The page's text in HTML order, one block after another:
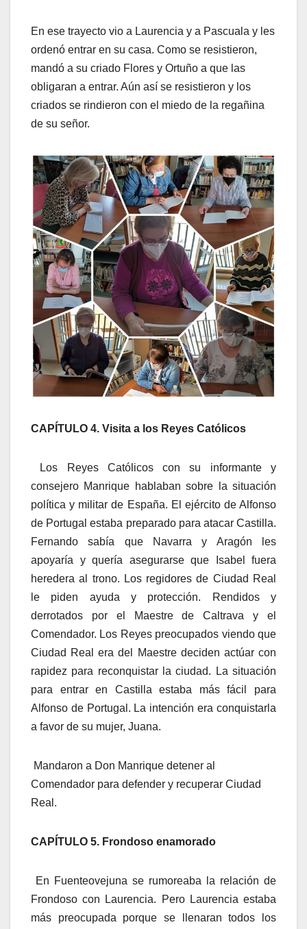
En ese trayecto vio a Laurencia y a Pascuala y les
ordenó entrar en su casa. Como se resistieron,
mandó a su criado Flores y Ortuño a que las
obligaran a entrar. Aún así se resistieron y los
criados se rindieron con el miedo de la regañina
de su señor.
CAPÍTULO 4. Visita a los Reyes Católicos
Los Reyes Católicos con su informante y
consejero Manrique hablaban sobre la situación
política y militar de España. El ejército de Alfonso
de Portugal estaba preparado para atacar Castilla.
Fernando sabía que Navarra y Aragón les
apoyaría y quería asegurarse que Isabel fuera
heredera al trono. Los regidores de Ciudad Real
le piden ayuda y protección. Rendidos y
derrotados por el Maestre de Caltrava y el
Comendador. Los Reyes preocupados viendo que
Ciudad Real era del Maestre deciden actúar con
rapidez para reconquistar la ciudad. La situación
para entrar en Castilla estaba más fácil para
Alfonso de Portugal. La intención era conquistarla
a favor de su mujer, Juana.
Mandaron a Don Manrique detener al
Comendador para defender y recuperar Ciudad
Real.
CAPÍTULO 5. Frondoso enamorado
En Fuenteovejuna se rumoreaba la relación de
Frondoso con Laurencia. Pero Laurencia estaba
más preocupada porque se llenaran todos los